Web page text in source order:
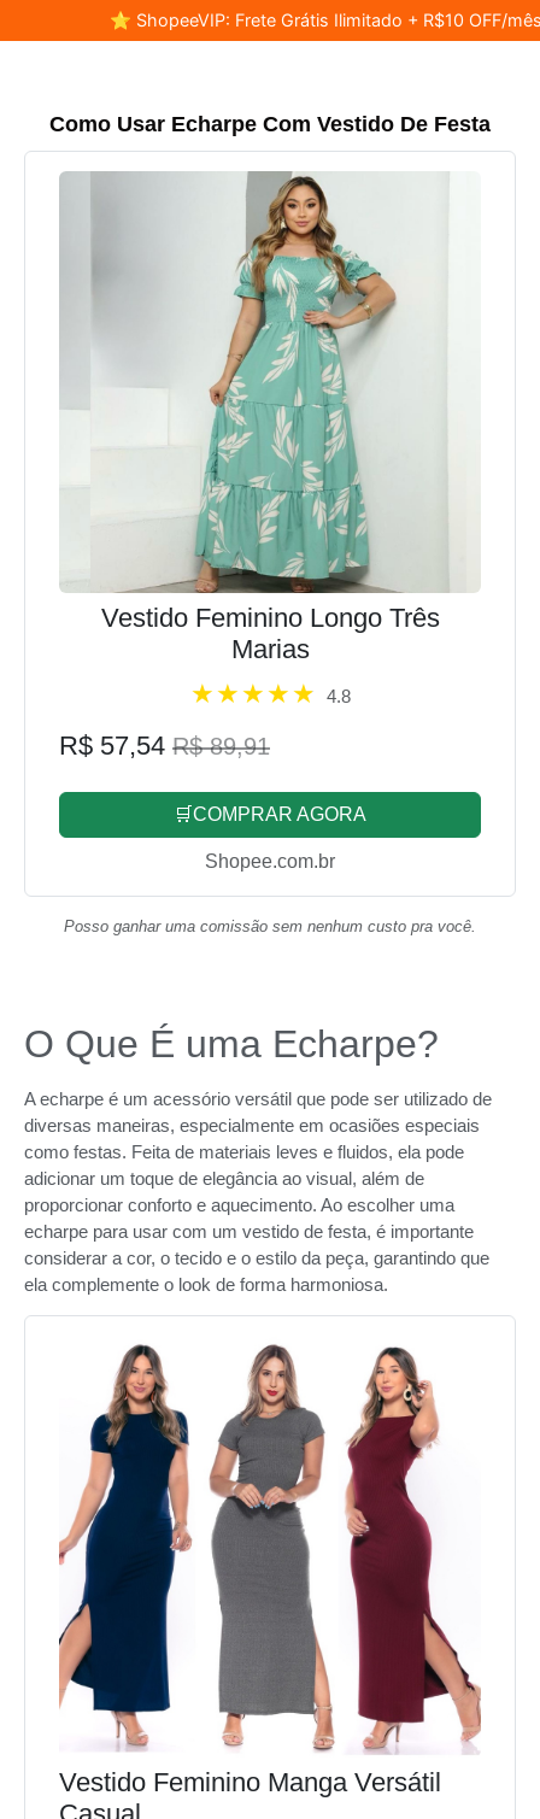
⭐ ShopeeVIP: Frete Grátis Ilimitado + R$10 OFF/
Como Usar Echarpe Com Vestido De Festa
Vestido Feminino Longo Três
Marias
4.8
R$ 57,54 R$ 89,91
🛒COMPRAR AGORA
Shopee.com.br
Posso ganhar uma comissão sem nenhum custo pra você.
O Que É uma Echarpe?
A echarpe é um acessório versátil que pode ser utilizado de
diversas maneiras, especialmente em ocasiões especiais
como festas. Feita de materiais leves e fluidos, ela pode
adicionar um toque de elegância ao visual, além de
proporcionar conforto e aquecimento. Ao escolher uma
echarpe para usar com um vestido de festa, é importante
considerar a cor, o tecido e o estilo da peça, garantindo que
ela complemente o look de forma harmoniosa.
Vestido Feminino Manga Versátil